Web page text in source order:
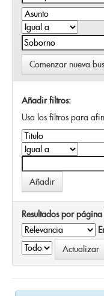
Comenzar nueva
Añadir filtros:
Usa los filtros para
Resultados por página